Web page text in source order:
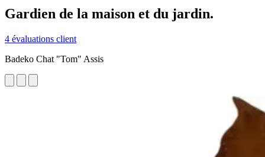
Gardien de la maison et du jardin.
4 évaluations client
Badeko Chat "Tom" Assis